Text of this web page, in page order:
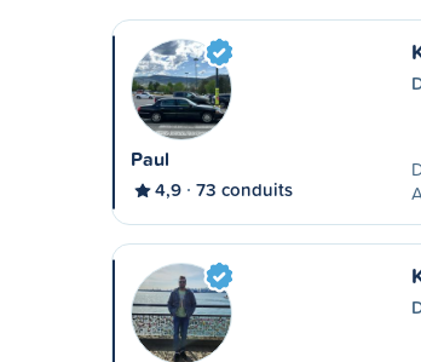
Paul
4,9 73 conduits